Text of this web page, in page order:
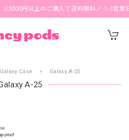
🛒5000円以上のご購入で送料無料🪄 1-3営業
Galaxy Case Galaxy A-25
A-25